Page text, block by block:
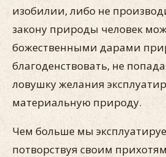
изобилии, либо не
закону природы человек
божественными дарами
благоденствовать, не
ловушку желания
материальную природу.
Чем больше мы
потворствуя своим